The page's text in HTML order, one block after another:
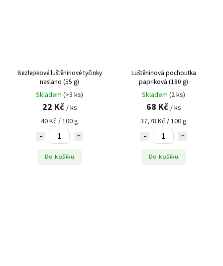
Bezlepkové luštěninové tyčinky
naslano (55 g)
Skladem (>3 ks)
22 Kč / ks
40 Kč / 100 g
Do košíku
Luštěninová pochoutka
papriková (180 g)
Skladem (2 ks)
68 Kč / ks
37,78 Kč / 100 g
Do košíku